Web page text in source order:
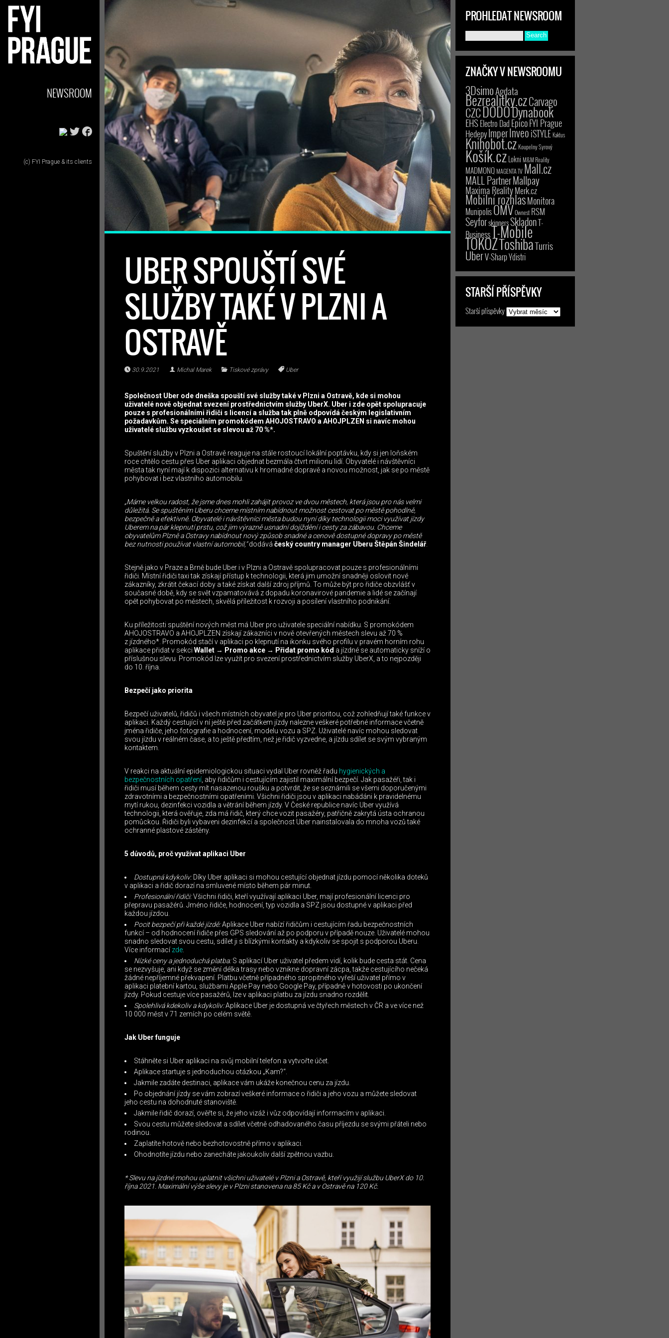
NEWSROOM
(c) FYI Prague & its clients
UBER SPOUŠTÍ SVÉ
SLUŽBY TAKÉ V PLZNI A
OSTRAVĚ
30.9.2021 Michal Marek Tiskové zprávy Uber
Společnost Uber ode dneška spouští své služby také v Plzni a Ostravě, kde si mohou
uživatelé nově objednat svezení prostřednictvím služby UberX. Uber i zde opět spolupracuje
pouze s profesionálními řidiči s licencí a služba tak plně odpovídá českým legislativním
požadavkům. Se speciálním promokódem AHOJOSTRAVO a AHOJPLZEN si navíc mohou
uživatelé službu vyzkoušet se slevou až 70 %*.
Spuštění služby v Plzni a Ostravě reaguje na stále rostoucí lokální poptávku, kdy si jen loňském
roce chtělo cestu přes Uber aplikaci objednat bezmála čtvrt milionu lidí. Obyvatelé i návštěvníci
města tak nyní mají k dispozici alternativu k hromadné dopravě a novou možnost, jak se po městě
pohybovat i bez vlastního automobilu.
„Máme velkou radost, že jsme dnes mohli zahájit provoz ve dvou městech, která jsou pro nás velmi
důležitá. Se spuštěním Uberu chceme místním nabídnout možnost cestovat po městě pohodlně,
bezpečně a efektivně. Obyvatelé i návštěvníci města budou nyní díky technologii moci využívat jízdy
Uberem na pár klepnutí prstu, což jim výrazně usnadní dojíždění i cesty za zábavou. Chceme
obyvatelům Plzně a Ostravy nabídnout nový způsob snadné a cenově dostupné dopravy po městě
bez nutnosti používat vlastní automobil,“dodává český country manager Uberu Štěpán Šindelář.
Stejně jako v Praze a Brně bude Uber i v Plzni a Ostravě spolupracovat pouze s profesionálními
řidiči. Místní řidiči taxi tak získají přístup k technologii, která jim umožní snadněji oslovit nové
zákazníky, zkrátit čekací doby a také získat další zdroj příjmů. To může být pro řidiče obzvlášť v
současné době, kdy se svět vzpamatovává z dopadu koronavirové pandemie a lidé se začínají
opět pohybovat po městech, skvělá příležitost k rozvoji a posílení vlastního podnikání.
Ku příležitosti spuštění nových měst má Uber pro uživatele speciální nabídku. S promokódem
AHOJOSTRAVO a AHOJPLZEN získají zákazníci v nově otevřených městech slevu až 70 %
z jízdného*. Promokód stačí v aplikaci po klepnutí na ikonku svého profilu v pravém horním rohu
aplikace přidat v sekci Wallet → Promo akce → Přidat promo kód a jízdné se automaticky sníží o
příslušnou slevu. Promokód lze využít pro svezení prostřednictvím služby UberX, a to nejpozději
do 10. října.
Bezpečí jako priorita
Bezpečí uživatelů, řidičů i všech místních obyvatel je pro Uber prioritou, což zohledňují také funkce v
aplikaci. Každý cestující v ní ještě před začátkem jízdy nalezne veškeré potřebné informace včetně
jména řidiče, jeho fotografie a hodnocení, modelu vozu a SPZ. Uživatelé navíc mohou sledovat
svou jízdu v reálném čase, a to ještě předtím, než je řidič vyzvedne, a jízdu sdílet se svým vybraným
kontaktem.
V reakci na aktuální epidemiologickou situaci vydal Uber rovněž řadu hygienických a
bezpečnostních opatření , aby řidičům i cestujícím zajistil maximální bezpečí. Jak pasažéři, tak i
řidiči musí během cesty mít nasazenou roušku a potvrdit, že se seznámili se všemi doporučenými
zdravotními a bezpečnostními opatřeními. Všichni řidiči jsou v aplikaci nabádáni k pravidelnému
mytí rukou, dezinfekci vozidla a větrání během jízdy. V České republice navíc Uber využívá
technologii, která ověřuje, zda má řidič, který chce vozit pasažéry, patřičně zakrytá ústa ochranou
pomůckou. Řidiči byli vybaveni dezinfekcí a společnost Uber nainstalovala do mnoha vozů také
ochranné plastové zástěny.
5 důvodů, proč využívat aplikaci Uber
Dostupná kdykoliv:Díky Uber aplikaci si mohou cestující objednat jízdu pomocí několika doteků
v aplikaci a řidič dorazí na smluvené místo během pár minut.
Profesionální řidiči:Všichni řidiči, kteří využívají aplikaci Uber, mají profesionální licenci pro
přepravu pasažérů. Jméno řidiče, hodnocení, typ vozidla a SPZ jsou dostupné v aplikaci před
každou jízdou.
Pocit bezpečí při každé jízdě:Aplikace Uber nabízí řidičům i cestujícím řadu bezpečnostních
funkcí – od hodnocení řidiče přes GPS sledování až po podporu v případě nouze. Uživatelé mohou
snadno sledovat svou cestu, sdílet ji s blízkými kontakty a kdykoliv se spojit s podporou Uberu.
Více informací zde
Nízké ceny a jednoduchá platba:S aplikací Uber uživatel předem vidí, kolik bude cesta stát. Cena
se nezvyšuje, ani když se změní délka trasy nebo vznikne dopravní zácpa, takže cestujícího nečeká
žádné nepříjemné překvapení. Platbu včetně případného spropitného vyřeší uživatel přímo v
aplikaci platební kartou, službami Apple Pay nebo Google Pay, případně v hotovosti po ukončení
jízdy. Pokud cestuje více pasažérů, lze v aplikaci platbu za jízdu snadno rozdělit.
Spolehlivá kdekoliv a kdykoliv:Aplikace Uber je dostupná ve čtyřech městech v ČR a ve více než
10 000 měst v 71 zemích po celém světě.
Jak Uber funguje
Stáhněte si Uber aplikaci na svůj mobilní telefon a vytvořte účet.
Aplikace startuje s jednoduchou otázkou „Kam?“.
Jakmile zadáte destinaci, aplikace vám ukáže konečnou cenu za jízdu.
Po objednání jízdy se vám zobrazí veškeré informace o řidiči a jeho vozu a můžete sledovat
jeho cestu na dohodnuté stanoviště.
Jakmile řidič dorazí, ověřte si, že jeho vizáž i vůz odpovídají informacím v aplikaci.
Svou cestu můžete sledovat a sdílet včetně odhadovaného času příjezdu se svými přáteli nebo
rodinou.
Zaplatíte hotově nebo bezhotovostně přímo v aplikaci.
Ohodnotíte jízdu nebo zanecháte jakoukoliv další zpětnou vazbu.
* Slevu na jízdné mohou uplatnit všichni uživatelé v Plzni a Ostravě, kteří využijí službu UberX do 10.
října 2021. Maximální výše slevy je v Plzni stanovena na 85 Kč a v Ostravě na 120 Kč.
PROHLEDAT NEWSROOM
ZNAČKY V NEWSROOMU
3DsimoAgdata
Bezrealitky.czCarvago
CZCDODODynabook
EHSElectro Dad EpicoFYI Prague
HedepyImperInveoiSTYLEKaktus
Knihobot.czKoupelny Syrový
Košík.czLokni M&M Reality
MADMONQMAGENTA TV Mall.cz
MALL PartnerMallpay
Maxima RealityMerk.cz
Mobilní rozhlasMonitora
MunipolisOMVOwnest RSM
SeyforskinnersSkladonT-
BusinessT-Mobile
TOKOZToshibaTurris
UberV-SharpYdistri
STARŠÍ PŘÍSPĚVKY
Starší příspěvky